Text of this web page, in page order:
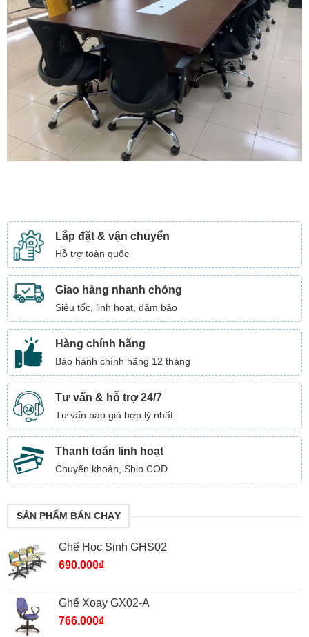
Lắp đặt & vận chuyển
Hỗ trợ toàn quốc
Giao hàng nhanh chóng
Siêu tốc, linh hoạt, đảm bảo
Hàng chính hãng
Bảo hành chính hãng 12 tháng
Tư vấn & hỗ trợ 24/7
Tư vấn báo giá hợp lý nhất
Thanh toán linh hoạt
Chuyển khoản, Ship COD
SẢN PHẨM BÁN CHẠY
Ghế Học Sinh GHS02
690.000₫
Ghế Xoay GX02-A
766.000₫